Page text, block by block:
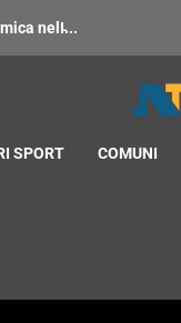
nell̵...
SPORT COMUNI